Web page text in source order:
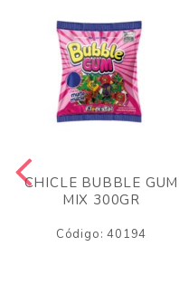
CHICLE BUBBLE GUM
MIX 300GR
Código: 40194